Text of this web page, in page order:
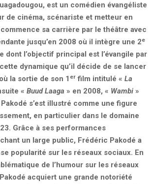
est un comédien évangéliste
de cinéma, scénariste et metteur en
sa carrière par le théâtre avec
jusqu’en 2008 où il intègre une 2e
dont l’objectif principal est l’évangile par
dynamique qu’il décide de se lancer
la sortie de son 1 er film intitulé « La
« Buud Laaga » en 2008, « Wambi »
s’est illustré comme une figure
en particulier dans le domaine
Grâce à ses performances
un large public, Frédéric Pakodé a
popularité sur les réseaux sociaux. En
de l’humour sur les réseaux
acquiert une grande notoriété